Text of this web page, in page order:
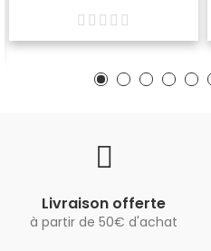
Livraison offerte
à partir de 50€ d'achat